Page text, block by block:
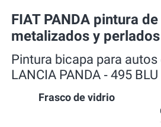
FIAT PANDA pintura
metalizados y
Pintura bicapa para
LANCIA PANDA ‐ 495
Frasco de vidrio